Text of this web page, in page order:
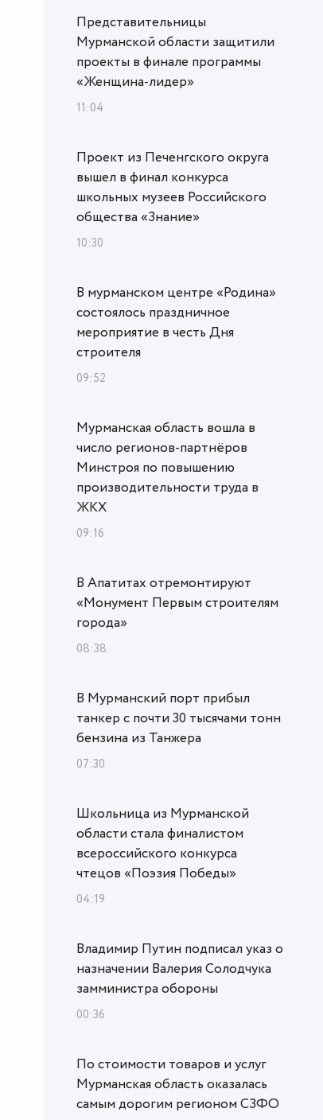
Представительницы
Мурманской области защитили
проекты в финале программы
«Женщина‑лидер»
11:04
Проект из Печенгского округа
вышел в финал конкурса
школьных музеев Российского
общества «Знание»
10:30
В мурманском центре «Родина»
состоялось праздничное
мероприятие в честь Дня
строителя
09:52
Мурманская область вошла в
число регионов-партнёров
Минстроя по повышению
производительности труда в
ЖКХ
09:16
В Апатитах отремонтируют
«Монумент Первым строителям
города»
08:38
В Мурманский порт прибыл
танкер с почти 30 тысячами тонн
бензина из Танжера
07:30
Школьница из Мурманской
области стала финалистом
всероссийского конкурса
чтецов «Поэзия Победы»
04:19
Владимир Путин подписал указ о
назначении Валерия Солодчука
замминистра обороны
00:36
По стоимости товаров и услуг
Мурманская область оказалась
самым дорогим регионом СЗФО